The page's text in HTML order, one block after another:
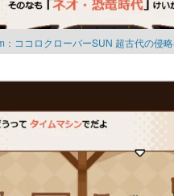
：ココロクローバーSUN 超古代の侵